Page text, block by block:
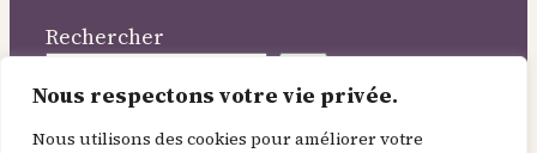
Nous respectons votre vie privée.
Nous utilisons des cookies pour améliorer votre
Rechercher
Informations